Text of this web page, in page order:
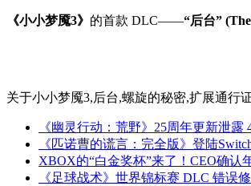
《小小梦魇3》 的首款 DLC——“后台”
关于小小梦魇3,后台,螺旋的秘密,扩展通行
《幽灵行动：荒野》25周年更新泄露
《匹诺曹的谎言：完全版》登陆
XBOX的“白金奖杯”来了！CEO确认
《足球战术》世界锦标赛 DLC 错误